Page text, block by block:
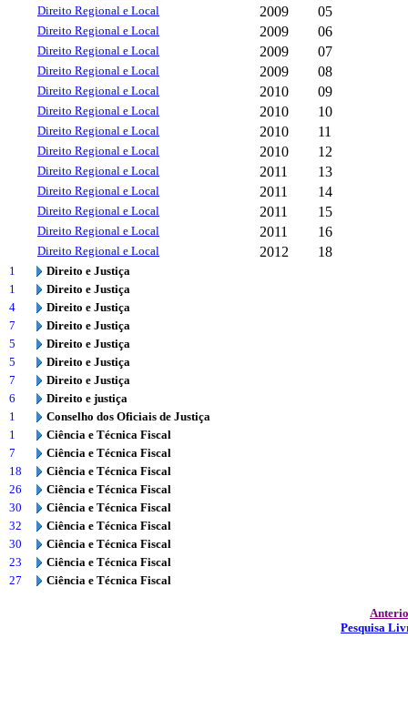
Direito Regional e Local 2009 05
Direito Regional e Local 2009 06
Direito Regional e Local 2009 07
Direito Regional e Local 2009 08
Direito Regional e Local 2010 09
Direito Regional e Local 2010 10
Direito Regional e Local 2010 11
Direito Regional e Local 2010 12
Direito Regional e Local 2011 13
Direito Regional e Local 2011 14
Direito Regional e Local 2011 15
Direito Regional e Local 2011 16
Direito Regional e Local 2012 18
1
Direito e Justiça
1
Direito e Justiça
4
Direito e Justiça
7
Direito e Justiça
5
Direito e Justiça
5
Direito e Justiça
7
Direito e Justiça
6
Direito e justiça
1
Conselho dos Oficiais de Justiça
1
Ciência e Técnica Fiscal
7
Ciência e Técnica Fiscal
18
Ciência e Técnica Fiscal
26
Ciência e Técnica Fiscal
30
Ciência e Técnica Fiscal
32
Ciência e Técnica Fiscal
30
Ciência e Técnica Fiscal
23
Ciência e Técnica Fiscal
27
Ciência e Técnica Fiscal
Pesquisa